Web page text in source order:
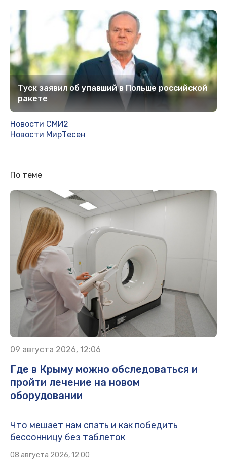
Туск заявил об упавший в Польше российской
ракете
Новости СМИ2
Новости МирТесен
По теме
09 августа 2026, 12:06
Где в Крыму можно обследоваться и
пройти лечение на новом
оборудовании
Что мешает нам спать и как победить
бессонницу без таблеток
08 августа 2026, 12:00